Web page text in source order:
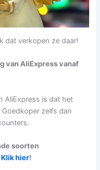
dat verkopen ze daar!
van AliExpress vanaf
AliExpress is dat het
zelfs dan
soorten
Klik hier!